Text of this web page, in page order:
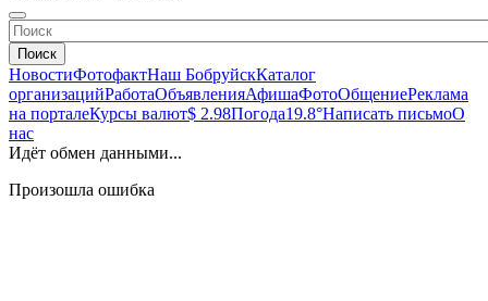
Поиск
НовостиФотофактНаш БобруйскКаталог
организацийРаботаОбъявленияАфишаФотоОбщениеРеклама
на порталеКурсы валют$ 2.98Погода19.8°Написать письмоО
нас
Идёт обмен данными...
Произошла ошибка